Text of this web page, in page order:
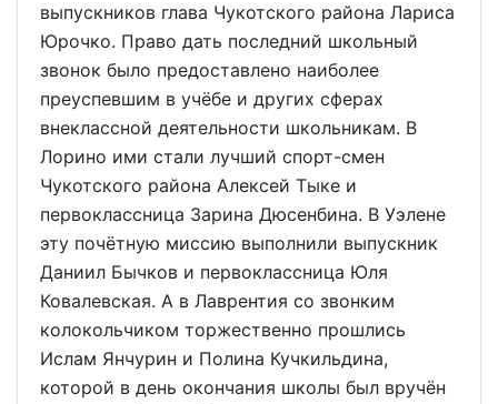
выпускников глава Чукотского района Лариса
Юрочко. Право дать последний школьный
звонок было предоставлено наиболее
преуспевшим в учёбе и других сферах
внеклассной деятельности школьникам. В
Лорино ими стали лучший спорт-смен
Чукотского района Алексей Тыке и
первоклассница Зарина Дюсенбина. В Уэлене
эту почётную миссию выполнили выпускник
Даниил Бычков и первоклассница Юля
Ковалевская. А в Лаврентия со звонким
колокольчиком торжественно прошлись
Ислам Янчурин и Полина Кучкильдина,
которой в день окончания школы был вручён